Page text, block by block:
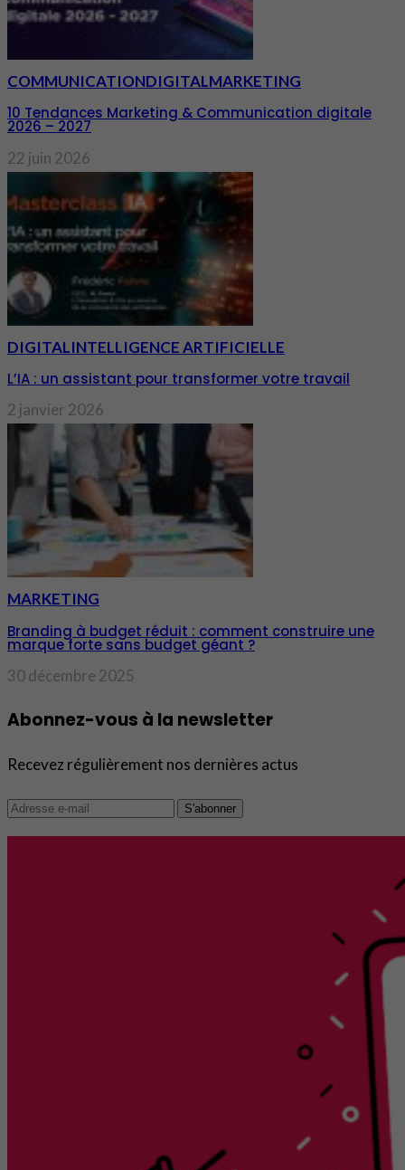
COMMUNICATIONDIGITALMARKETING
10 Tendances Marketing & Communication digitale
2026 – 2027
22 juin 2026
DIGITALINTELLIGENCE ARTIFICIELLE
L’IA : un assistant pour transformer votre travail
2 janvier 2026
MARKETING
Branding à budget réduit : comment construire une
marque forte sans budget géant ?
30 décembre 2025
Abonnez-vous à la newsletter
Recevez régulièrement nos dernières actus
S'abonner